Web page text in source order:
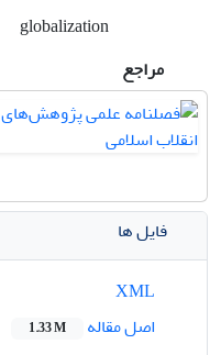
globalization
مراجع
فایل ها
اصل مقاله
1.33 M